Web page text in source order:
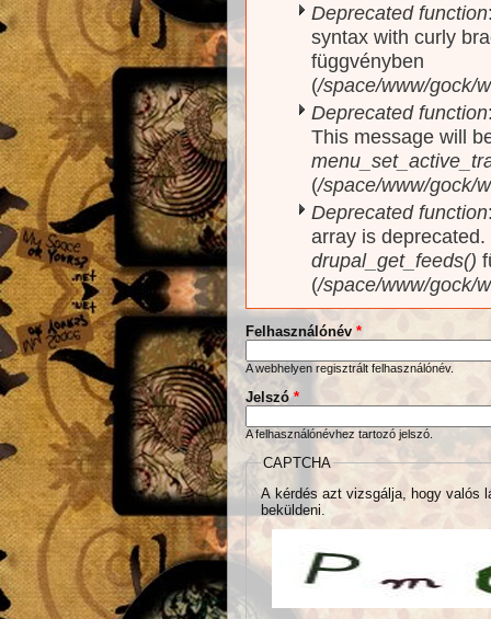
Deprecated function
syntax with curly
függvényben
(/space/www/gock/
Deprecated function
This message will
(/space/www/gock/
Deprecated function
array is
drupal_get_feeds()
(/space/www/gock/
Felhasználónév *
A webhelyen regisztrált felhasználónév.
Jelszó*
A felhasználónévhez tartozó jelszó.
CAPTCHA
A kérdés azt vizsgálja, hogy valós
beküldeni.